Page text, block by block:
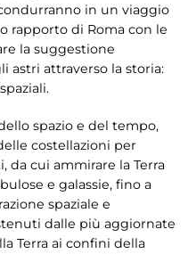
in un viaggio
rapporto di Roma con le
la suggestione
astri attraverso la storia:
spazio e del tempo,
costellazioni per
cui ammirare la Terra
e galassie, fino a
spaziale e
dalle più aggiornate
Terra ai confini della